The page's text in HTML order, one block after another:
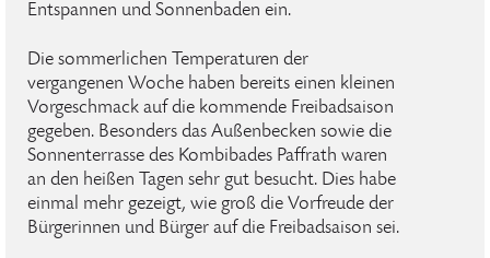
Entspannen und Sonnenbaden ein.
Die sommerlichen Temperaturen der
vergangenen Woche haben bereits einen kleinen
Vorgeschmack auf die kommende Freibadsaison
gegeben. Besonders das Außenbecken sowie die
Sonnenterrasse des Kombibades Paffrath waren
an den heißen Tagen sehr gut besucht. Dies habe
einmal mehr gezeigt, wie groß die Vorfreude der
Bürgerinnen und Bürger auf die Freibadsaison sei.